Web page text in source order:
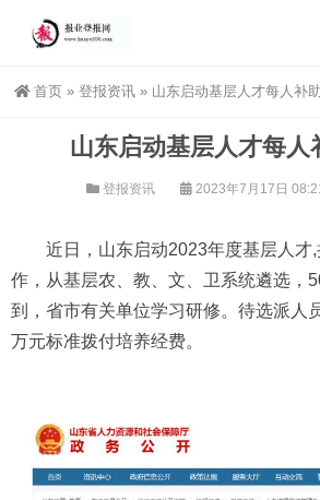
首页 » 登报资讯 » 山东启动基层人才每人补
山东启动基层人才每人
登报资讯 2023年7月17日
近日，山东启动2023年度基层人才
作，从基层农、教、文、卫系统遴选，
到，省市有关单位学习研修。待选派人
万元标准拨付培养经费。